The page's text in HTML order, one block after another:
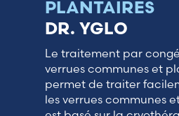
PLANTAIRES
DR. YGLO
Le traitement par
verrues communes et
permet de traiter
les verrues communes
Moldova (Moldovan)
Morocco (French)
Poland (Polish)